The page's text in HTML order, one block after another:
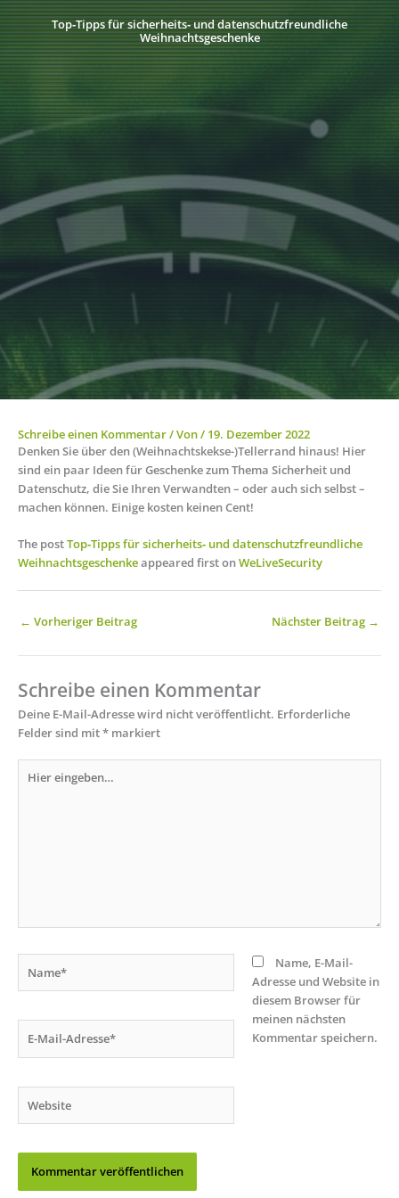
Top‑Tipps für sicherheits‑ und datenschutzfreundliche
Weihnachtsgeschenke
Schreibe einen Kommentar/ Von/ 19. Dezember 2022
Denken Sie über den (Weihnachtskekse-)Tellerrand hinaus! Hier
sind ein paar Ideen für Geschenke zum Thema Sicherheit und
Datenschutz, die Sie Ihren Verwandten – oder auch sich selbst –
machen können. Einige kosten keinen Cent!
The postTop‑Tipps für sicherheits‑ und datenschutzfreundliche
Weihnachtsgeschenkeappeared first onWeLiveSecurity
← Vorheriger Beitrag Nächster Beitrag →
Schreibe einen Kommentar
Deine E-Mail-Adresse wird nicht veröffentlicht. Erforderliche
Felder sind mit* markiert
eingeben…
Mail-
Name, E-Mail-
Adresse und Website in
diesem Browser für
meinen nächsten
Kommentar speichern.